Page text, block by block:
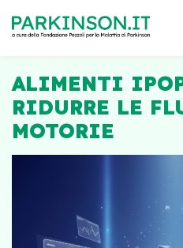
ALIMENTI
RIDURRE LE
MOTORIE